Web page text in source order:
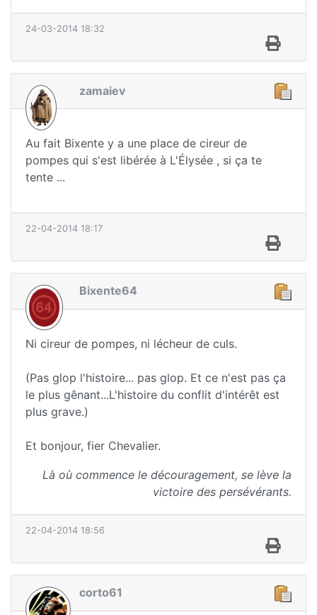
24-03-2014 18:32
zamaiev
Au fait Bixente y a une place de cireur de
pompes qui s'est libérée à L'Élysée , si ça te
tente ...
22-04-2014 18:17
Bixente64
Ni cireur de pompes, ni lécheur de culs.
(Pas glop l'histoire... pas glop. Et ce n'est pas ça
le plus gênant...L'histoire du conflit d'intérêt est
plus grave.)
Et bonjour, fier Chevalier.
Là où commence le découragement, se lève la
victoire des persévérants.
22-04-2014 18:56
corto61